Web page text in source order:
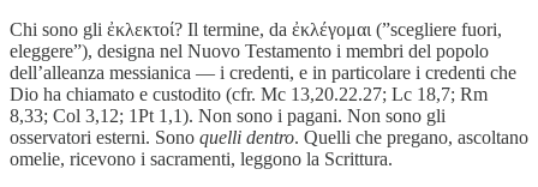
Chi sono gli ἐκλεκτοί? Il termine, da ἐκλέγομαι (”scegliere fuori,
eleggere”), designa nel Nuovo Testamento i membri del popolo
dell’alleanza messianica — i credenti, e in particolare i credenti che
Dio ha chiamato e custodito (cfr. Mc 13,20.22.27; Lc 18,7; Rm
8,33; Col 3,12; 1Pt 1,1). Non sono i pagani. Non sono gli
osservatori esterni. Sono quelli dentro. Quelli che pregano, ascoltano
omelie, ricevono i sacramenti, leggono la Scrittura.